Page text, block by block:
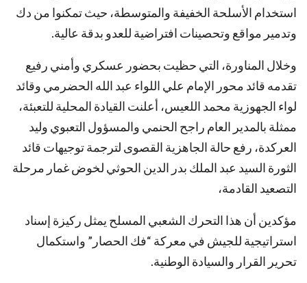
استخدام الأسلحة الخفيفة والمتوسطة، حيث تمكنوا من دك
وتدمير مواقع وتحصينات افتراضية للعدو بدقة عالية.
وخلال المناورة، التي حظيت بحضور عسكري وأمني رفيع
تقدمه قائد محور الإمام علي اللواء عبد الله الحضرمي وقائد
لواء الجهوزية محمد اللعيس، أعلنت القيادة المحلية للتعبئة،
ممثلة بالمدير العام راجح الحنمي والمسؤول التعبوي وليد
العركدة، رفع حالة الجاهزية القصوى لترجمة توجيهات قائد
الثورة السيد عبد الملك بدر الدين الحوثي لخوض غمار مرحلة
التصعيد القادمة،
مؤكدين أن هذا التحرك الشعبي المسلح يمثل ركيزة إسناد
استراتيجية للجيش في معركة “فك الحصار” واستكمال
تحرير القرار والسيادة الوطنية.